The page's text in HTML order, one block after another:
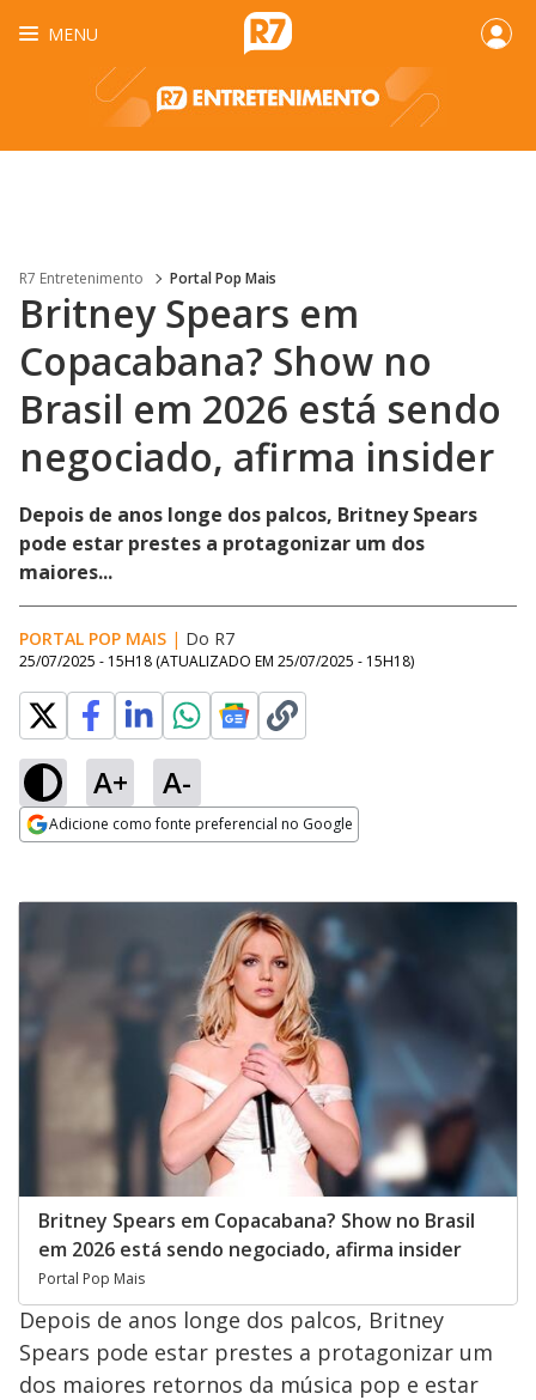
MENU
R7 Entretenimento Portal Pop Mais
Britney Spears em
Copacabana? Show no
Brasil em 2026 está sendo
negociado, afirma insider
Depois de anos longe dos palcos, Britney Spears
pode estar prestes a protagonizar um dos
maiores...
PORTAL POP MAIS | Do R7
25/07/2025 - 15H18 (ATUALIZADO EM 25/07/2025 - 15H18)
A+ A-
Adicione como fonte preferencial no Google
Britney Spears em Copacabana? Show no Brasil
em 2026 está sendo negociado, afirma insider
Portal Pop Mais
Depois de anos longe dos palcos, Britney
Spears pode estar prestes a protagonizar um
dos maiores retornos da música pop e estar